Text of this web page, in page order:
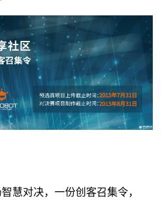
慧对决，一份创客召集令，